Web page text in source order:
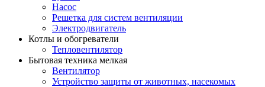
Насос
Решетка для систем вентиляции
Электродвигатель
Котлы и обогреватели
Тепловентилятор
Бытовая техника мелкая
Вентилятор
Устройство защиты от животных, насекомых